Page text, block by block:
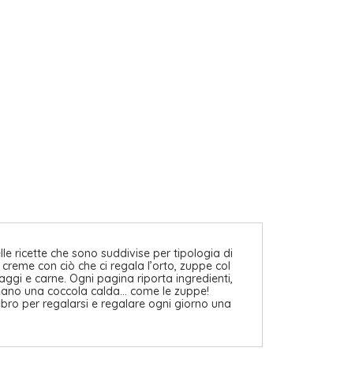
ricette che sono suddivise per tipologia di
con ciò che ci regala l’orto, zuppe col
e carne. Ogni pagina riporta ingredienti,
una coccola calda… come le zuppe!
per regalarsi e regalare ogni giorno una